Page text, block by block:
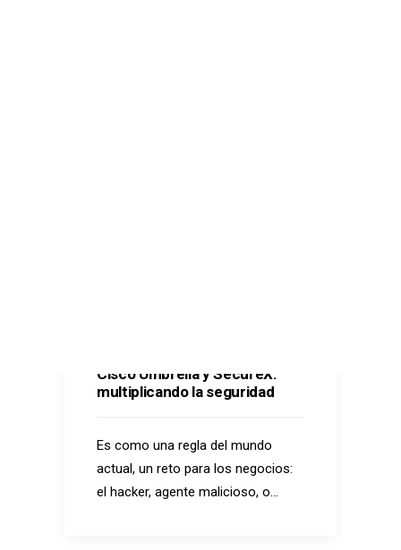
Cisco Umbrella y SecureX:
multiplicando la seguridad
Es como una regla del mundo
actual, un reto para los negocios:
el hacker, agente malicioso, o…